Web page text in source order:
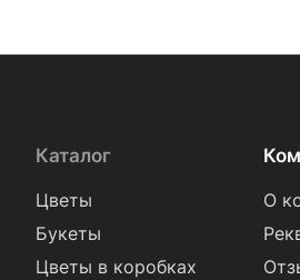
Каталог
Цветы
Букеты
Цветы в коробках
О